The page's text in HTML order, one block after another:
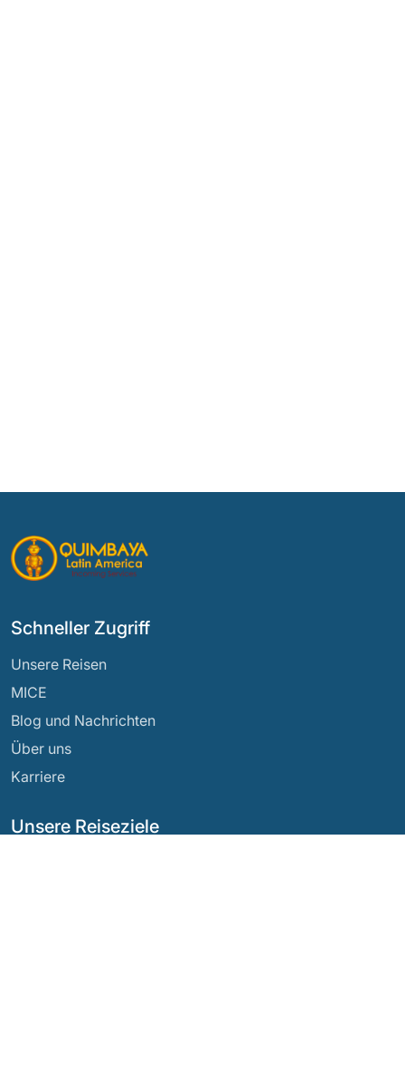
Unsere Reiseziele
Schneller Zugriff
Unsere Reisen
MICE
Blog und Nachrichten
Über uns
Karriere